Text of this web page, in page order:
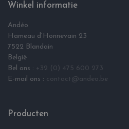
Winkel informatie
Andéo
Hameau d‘Honnevain 23
7522 Blandain
België
Bel ons : +32 (0) 475 600 273
E-mail ons : contact@andeo.be
Producten